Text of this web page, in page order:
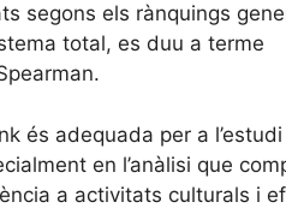
segons els rànquings
total, es duu a terme
és adequada per a
en l’anàlisi que
a activitats culturals i